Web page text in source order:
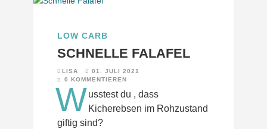
LOW CARB
SCHNELLE FALAFEL
LISA
01. JULI 2021
0 KOMMENTIEREN
Wusstest du , dass
Kicherebsen im Rohzustand
giftig sind?